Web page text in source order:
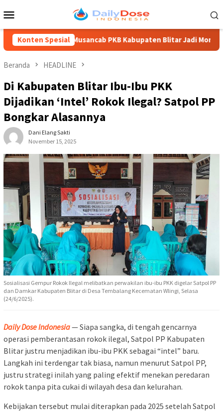
ke
Mobile
Konten Spesial
Musancab PKB Kabupaten Blitar Jadi Momentum
Beranda HEADLINE
Di Kabupaten Blitar Ibu-Ibu PKK
Dijadikan ‘Intel’ Rokok Ilegal? Satpol PP
Bongkar Alasannya
Dani Elang Sakti
November 15, 2025
Sosialisasi Gempur Rokok Ilegal melibatkan perwakilan ibu-ibu PKK digelar Satpol PP
dan Damkar Kabupaten Blitar di Desa Tembalang Kecematan Wlingi, Selasa
(24/6/2025).
Daily Dose Indonesia— Siapa sangka, di tengah gencarnya
operasi pemberantasan rokok ilegal, Satpol PP Kabupaten
Blitar justru menjadikan ibu-ibu PKK sebagai “intel” baru.
Langkah ini terdengar tak biasa, namun menurut Satpol PP,
justru strategi inilah yang paling efektif menekan peredaran
rokok tanpa pita cukai di wilayah desa dan kelurahan.
Kebijakan tersebut mulai diterapkan pada 2025 setelah Satpol